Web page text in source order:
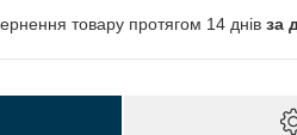
товару протягом 14 днів за